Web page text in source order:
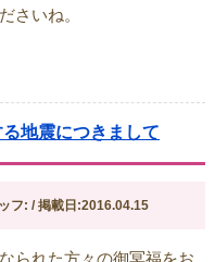
さいね。
地震につきまして
フ: / 掲載日:2016.04.15